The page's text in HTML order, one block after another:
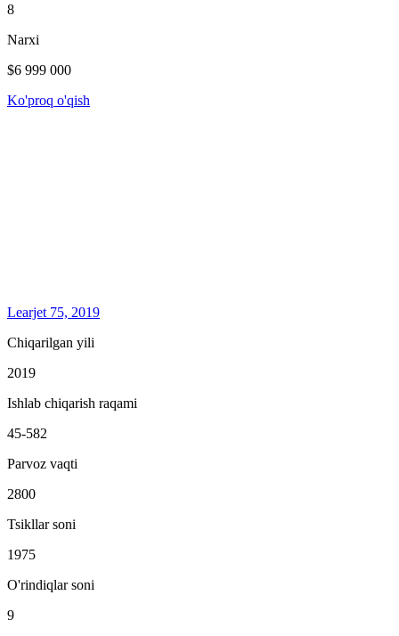
8
Narxi
$6 999 000
Ko'proq o'qish
Learjet 75, 2019
Chiqarilgan yili
2019
Ishlab chiqarish raqami
45-582
Parvoz vaqti
2800
Tsikllar soni
1975
O'rindiqlar soni
9